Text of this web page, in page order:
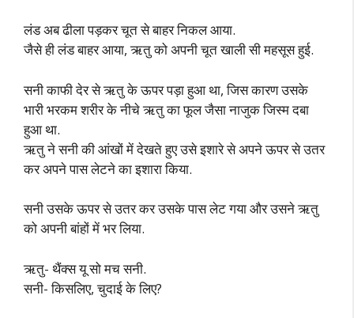
लंड अब ढीला पड़कर चूत से बाहर निकल आया.
जैसे ही लंड बाहर आया, ऋतु को अपनी चूत खाली सी महसूस हुई.
सनी काफी देर से ऋतु के ऊपर पड़ा हुआ था, जिस कारण उसके
भारी भरकम शरीर के नीचे ऋतु का फूल जैसा नाजुक जिस्म दबा
हुआ था.
ऋतु ने सनी की आंखों में देखते हुए उसे इशारे से अपने ऊपर से उतर
कर अपने पास लेटने का इशारा किया.
सनी उसके ऊपर से उतर कर उसके पास लेट गया और उसने ऋतु
को अपनी बांहों में भर लिया.
ऋतु- थैंक्स यू सो मच सनी.
सनी- किसलिए, चुदाई के लिए?